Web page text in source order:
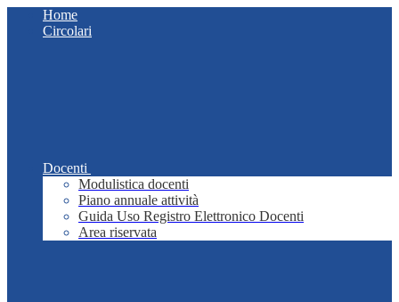
Home
Circolari
Docenti
Modulistica docenti
Piano annuale attività
Guida Uso Registro Elettronico Docenti
Area riservata